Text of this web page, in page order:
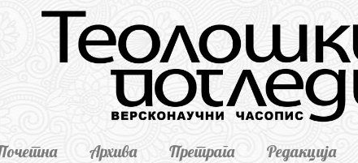
Архива Претрага Редакција